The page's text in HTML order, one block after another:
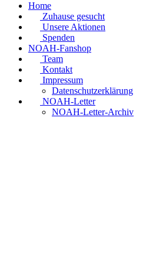
Home
Zuhause gesucht
Unsere Aktionen
Spenden
NOAH-Fanshop
Team
Kontakt
Impressum
Datenschutzerklärung
NOAH-Letter
NOAH-Letter-Archiv